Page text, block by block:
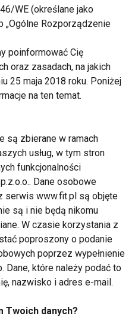
fitness & SPA to
granice klasycznego
pokazuje, jak wygląda
– z myślą o
WE (określane jako
„Ogólne Rozporządzenie
poinformować Cię
oraz zasadach, na jakich
25 maja 2018 roku. Poniżej
na ten temat.
są zbierane w ramach
usług, w tym stron
funkcjonalności
Dane osobowe
serwis www.fit.pl są objęte
są i nie będą nikomu
W czasie korzystania z
poproszony o podanie
poprzez wypełnienie
Dane, które należy podać to
nazwisko i adres e-mail.
Twoich danych?